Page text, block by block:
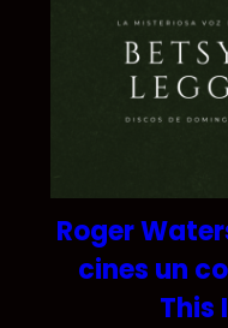
Roger
cines un
This